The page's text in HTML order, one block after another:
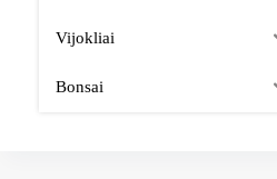
Vijokliai
Bonsai